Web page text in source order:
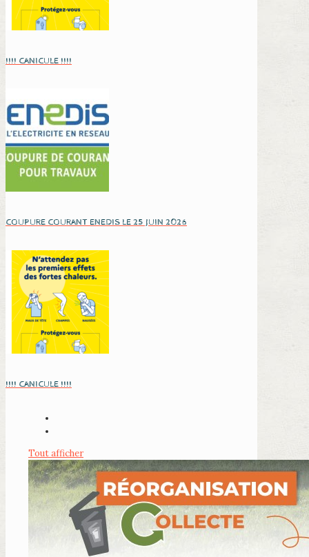
!!!! CANICULE !!!!
COUPURE COURANT ENEDIS LE 25 JUIN 2026
!!!! CANICULE !!!!
Tout afficher